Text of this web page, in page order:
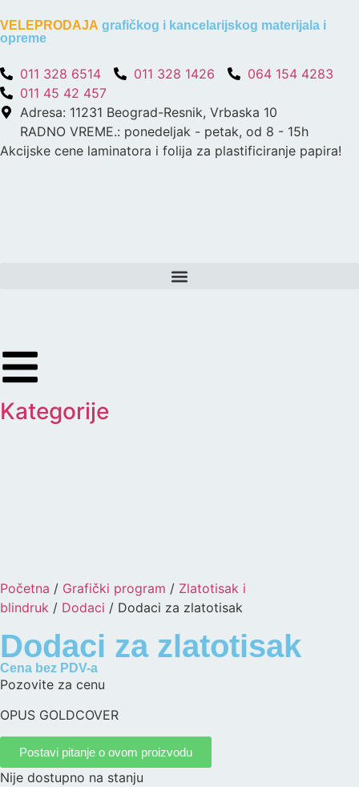
VELEPRODAJA grafičkog i kancelarijskog materijala i
opreme
011 328 6514 011 328 1426
064 154 4283
011 45 42 457
Adresa: 11231 Beograd-Resnik, Vrbaska 10
RADNO VREME.: ponedeljak - petak, od 8 - 15h
Akcijske cene laminatora i folija za plastificiranje papira!
Kategorije
Početna / Grafički program / Zlatotisak i
blindruk / Dodaci / Dodaci za zlatotisak
Dodaci za zlatotisak
Cena bez PDV-a
Pozovite za cenu
OPUS GOLDCOVER
Postavi pitanje o ovom proizvodu
Nije dostupno na stanju